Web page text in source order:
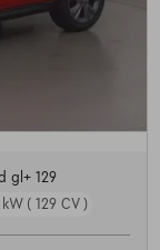
gl+ 129
( 129 CV )